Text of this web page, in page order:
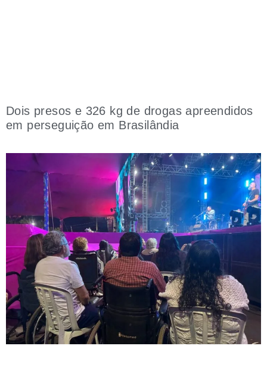
Dois presos e 326 kg de drogas apreendidos
em perseguição em Brasilândia